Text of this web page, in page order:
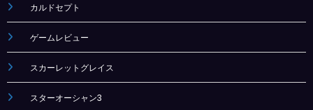
カルドセプト
ゲームレビュー
スカーレットグレイス
スターオーシャン3